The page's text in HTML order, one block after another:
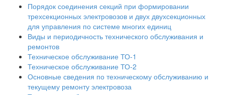
Порядок соединения секций при формировании
трехсекционных электровозов и двух двухсекционных
для управления по системе многих единиц
Виды и периодичность технического обслуживания и
ремонтов
Техническое обслуживание ТО-1
Техническое обслуживание ТО-2
Основные сведения по техническому обслуживанию и
текущему ремонту электровоза